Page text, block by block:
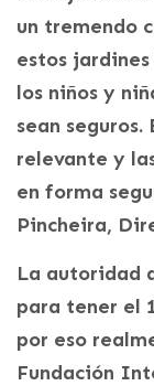
un tremendo
estos
los niños y
sean
relevante y
en forma
Pincheira,
La autoridad
para tener el
por eso
Fundación